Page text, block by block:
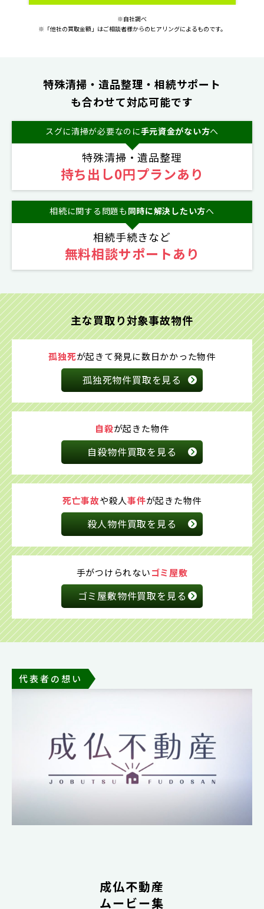
※自社調べ
※「他社の買取金額」はご相談者様からのヒアリングによるものです。
特殊清掃・遺品整理・相続サポート
も合わせて対応可能です
スグに清掃が必要なのに手元資金がない方へ
特殊清掃・遺品整理
持ち出し0円プランあり
相続に関する問題も 同時に解決したい方へ
相続手続きなど
無料相談サポートあり
主な買取り対象事故物件
孤独死が起きて発見に数日かかった物件
孤独死物件買取を見る
自殺が起きた物件
自殺物件買取を見る
死亡事故や殺人事件が起きた物件
殺人物件買取を見る
手がつけられないゴミ屋敷
ゴミ屋敷物件買取を見る
代表者の想い
成仏不動産
ムービー集